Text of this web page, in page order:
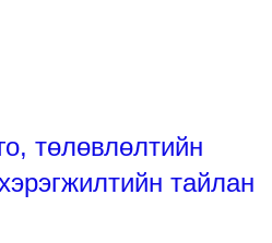
төлөвлөлтийн
тайлан